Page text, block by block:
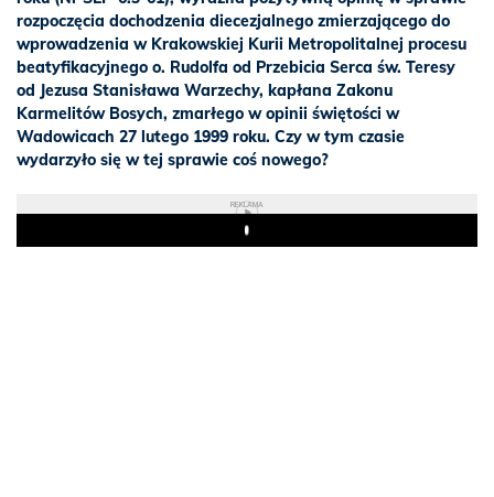
rozpoczęcia dochodzenia diecezjalnego zmierzającego do
wprowadzenia w Krakowskiej Kurii Metropolitalnej procesu
beatyfikacyjnego o. Rudolfa od Przebicia Serca św. Teresy
od Jezusa Stanisława Warzechy, kapłana Zakonu
Karmelitów Bosych, zmarłego w opinii świętości w
Wadowicach 27 lutego 1999 roku. Czy w tym czasie
wydarzyło się w tej sprawie coś nowego?
REKLAMA
Play